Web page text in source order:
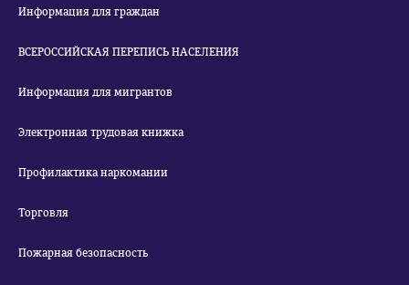
Информация для граждан
ВСЕРОССИЙСКАЯ ПЕРЕПИСЬ НАСЕЛЕНИЯ
Информация для мигрантов
Электронная трудовая книжка
Профилактика наркомании
Торговля
Пожарная безопасность